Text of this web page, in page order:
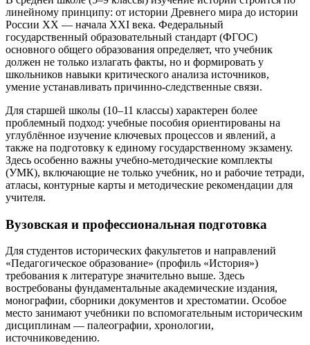
линейному принципу: от истории Древнего мира до истории
России XX — начала XXI века. Федеральный
государственный образовательный стандарт (ФГОС)
основного общего образования определяет, что учебник
должен не только излагать факты, но и формировать у
школьников навыки критического анализа источников,
умение устанавливать причинно-следственные связи.
Для старшей школы (10–11 классы) характерен более
проблемный подход: учебные пособия ориентированы на
углублённое изучение ключевых процессов и явлений, а
также на подготовку к единому государственному экзамену.
Здесь особенно важны учебно-методические комплекты
(УМК), включающие не только учебник, но и рабочие тетради,
атласы, контурные карты и методические рекомендации для
учителя.
Вузовская и профессиональная подготовка
Для студентов исторических факультетов и направлений
«Педагогическое образование» (профиль «История»)
требования к литературе значительно выше. Здесь
востребованы фундаментальные академические издания,
монографии, сборники документов и хрестоматии. Особое
место занимают учебники по вспомогательным историческим
дисциплинам — палеографии, хронологии,
источниковедению.